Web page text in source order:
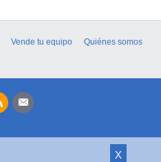
X
Vende tu equipo
Quiénes somos